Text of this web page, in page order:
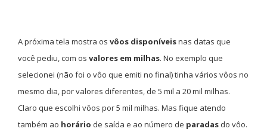
A próxima tela mostra os vôos disponíveisnas datas que
você pediu, com os valores em milhas. No exemplo que
selecionei (não foi o vôo que emiti no final) tinha vários vôos no
mesmo dia, por valores diferentes, de 5 mil a 20 mil milhas.
Claro que escolhi vôos por 5 mil milhas. Mas fique atendo
também ao horário de saída e ao número de paradasdo vôo.